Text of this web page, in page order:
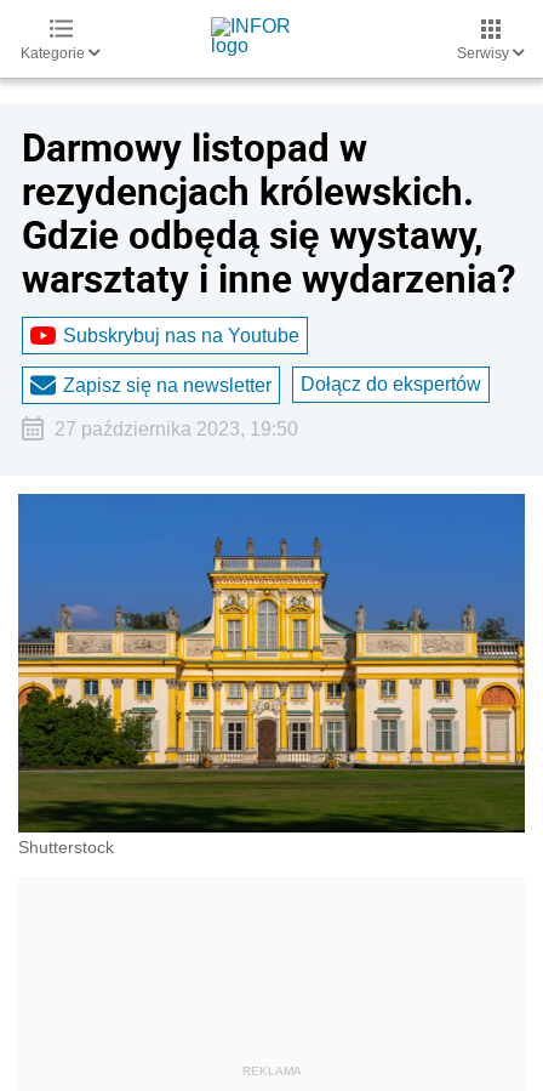
Kategorie Serwisy
Darmowy listopad w
rezydencjach królewskich.
Gdzie odbędą się wystawy,
warsztaty i inne wydarzenia?
Subskrybuj nas na Youtube
Zapisz się na newsletter Dołącz do ekspertów
27 października 2023, 19:50
Shutterstock